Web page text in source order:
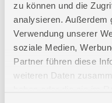
zu können und die
analysieren. Außerdem
Verwendung unserer
soziale Medien,
Partner führen diese
weiteren Daten